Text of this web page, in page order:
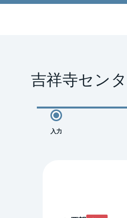
吉祥寺セン
入力